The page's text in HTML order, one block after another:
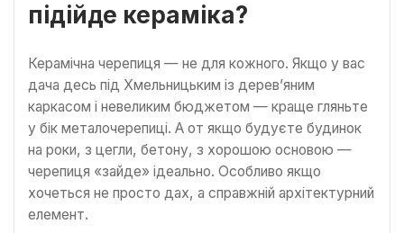
підійде кераміка?
Керамічна черепиця — не для кожного. Якщо у вас
дача десь під Хмельницьким із дерев’яним
каркасом і невеликим бюджетом — краще гляньте
у бік металочерепиці. А от якщо будуєте будинок
на роки, з цегли, бетону, з хорошою основою —
черепиця «зайде» ідеально. Особливо якщо
хочеться не просто дах, а справжній архітектурний
елемент.